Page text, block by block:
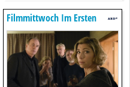
Filmmittwoch Im Ersten